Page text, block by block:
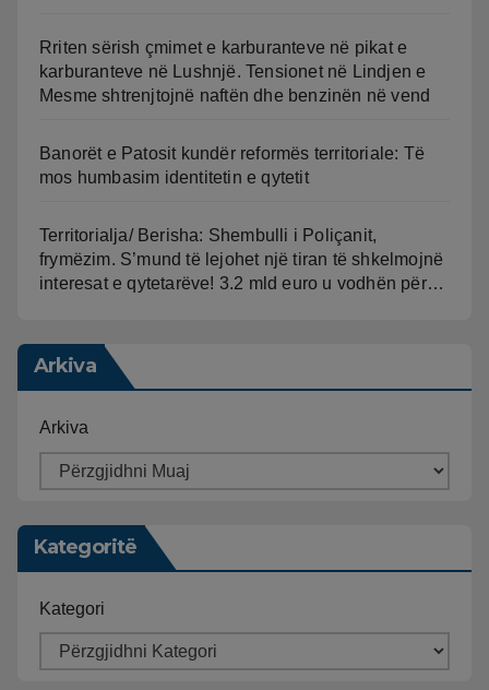
Rriten sërish çmimet e karburanteve në pikat e
karburanteve në Lushnjë. Tensionet në Lindjen e
Mesme shtrenjtojnë naftën dhe benzinën në vend
Banorët e Patosit kundër reformës territoriale: Të
mos humbasim identitetin e qytetit
Territorialja/ Berisha: Shembulli i Poliçanit,
frymëzim. S’mund të lejohet një tiran të shkelmojnë
interesat e qytetarëve! 3.2 mld euro u vodhën për…
Arkiva
Arkiva
Kategoritë
Kategori